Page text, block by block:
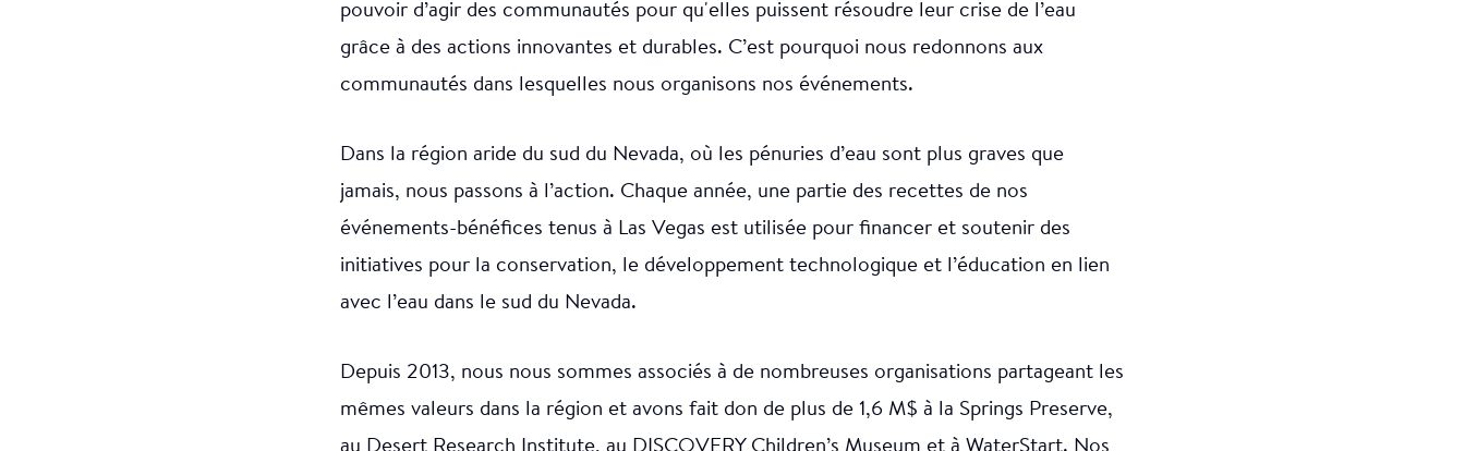
pouvoir d’agir des communautés pour qu'elles puissent résoudre leur crise de l’eau
grâce à des actions innovantes et durables. C’est pourquoi nous redonnons aux
communautés dans lesquelles nous organisons nos événements.
Dans la région aride du sud du Nevada, où les pénuries d’eau sont plus graves que
jamais, nous passons à l’action. Chaque année, une partie des recettes de nos
événements-bénéfices tenus à Las Vegas est utilisée pour financer et soutenir des
initiatives pour la conservation, le développement technologique et l’éducation en lien
avec l’eau dans le sud du Nevada.
Depuis 2013, nous nous sommes associés à de nombreuses organisations partageant les
mêmes valeurs dans la région et avons fait don de plus de 1,6 M$ à la Springs Preserve,